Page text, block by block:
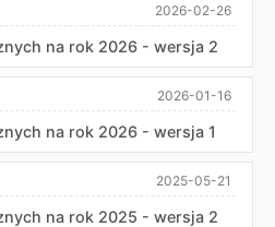
2026-02-26
na rok 2026 - wersja 2
2026-01-16
na rok 2026 - wersja 1
2025-05-21
na rok 2025 - wersja 2